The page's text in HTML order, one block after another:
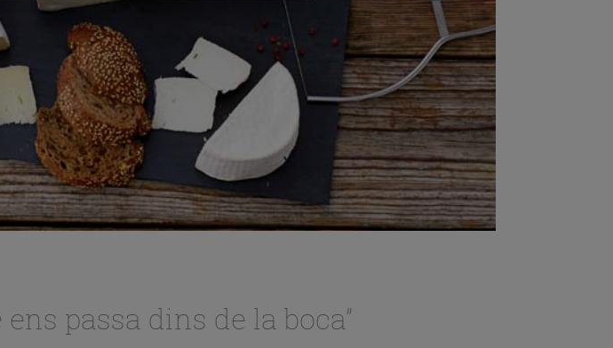
passa dins de la boca”